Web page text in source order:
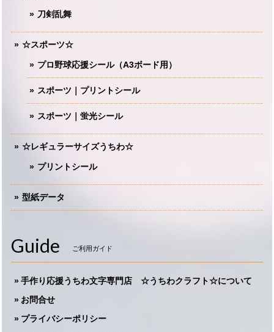
刀剣乱舞
☆スポーツ☆
プロ野球応援シール（A3ボード用）
スポーツ｜プリントシール
スポーツ｜蛍光シール
☆レギュラーサイズうちわ☆
プリントシール
型紙データ
Guide ご利用ガイド
手作り応援うちわ文字専門店 ☆うちわクラフト☆について
お問合せ
プライバシーポリシー